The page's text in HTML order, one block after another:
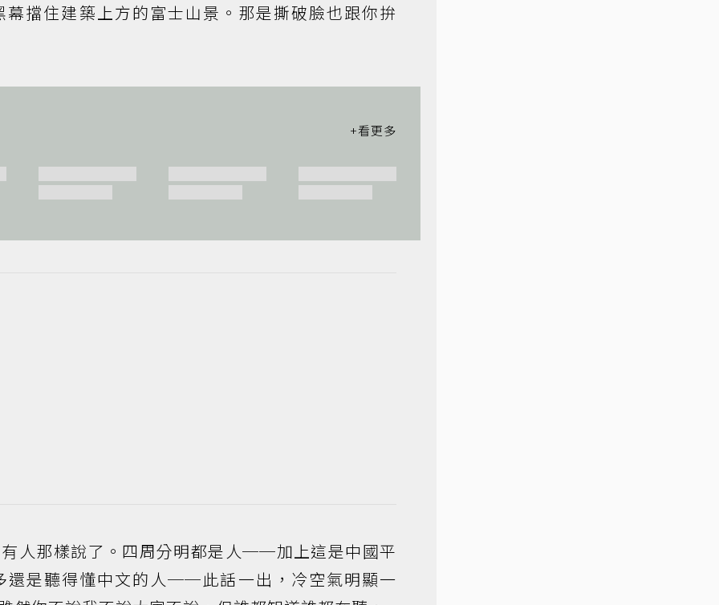
擋住建築上方的富士山景。那是撕破臉也跟你拚
人那樣說了。四周分明都是人──加上這是中國平
還是聽得懂中文的人──此話一出，冷空氣明顯一